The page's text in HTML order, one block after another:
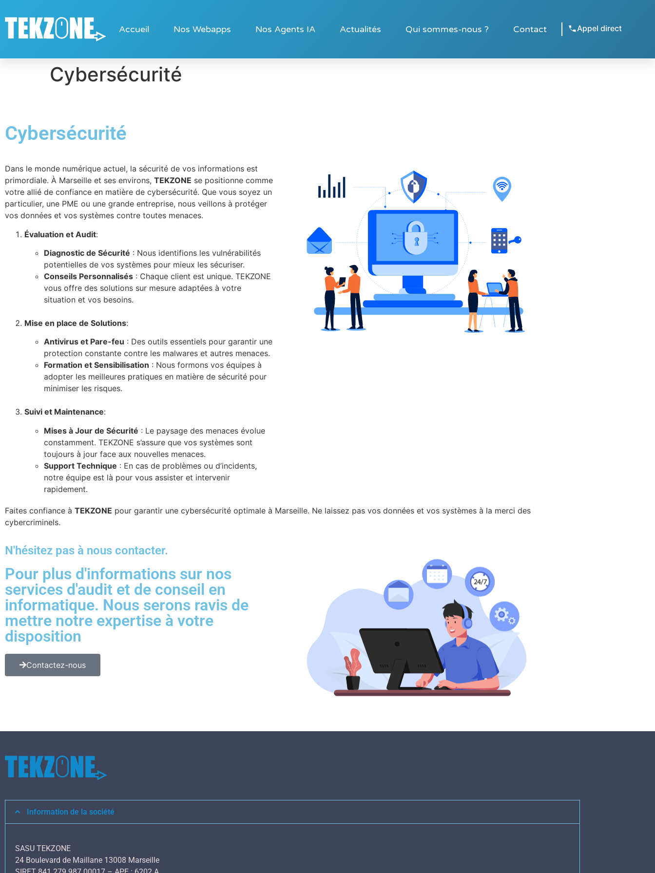
Accueil Nos Webapps Nos Agents IA Actualités Qui sommes-nous ? Contact Appel direct
Cybersécurité
Cybersécurité
Dans le monde numérique actuel, la sécurité de vos informations est
primordiale. À Marseille et ses environs, TEKZONE se positionne comme
votre allié de confiance en matière de cybersécurité. Que vous soyez un
particulier, une PME ou une grande entreprise, nous veillons à protéger
vos données et vos systèmes contre toutes menaces.
Évaluation et Audit:
Diagnostic de Sécurité : Nous identifions les vulnérabilités
potentielles de vos systèmes pour mieux les sécuriser.
Conseils Personnalisés : Chaque client est unique. TEKZONE
vous offre des solutions sur mesure adaptées à votre
situation et vos besoins.
Mise en place de Solutions:
Antivirus et Pare-feu : Des outils essentiels pour garantir une
protection constante contre les malwares et autres menaces.
Formation et Sensibilisation : Nous formons vos équipes à
adopter les meilleures pratiques en matière de sécurité pour
minimiser les risques.
Suivi et Maintenance:
Mises à Jour de Sécurité : Le paysage des menaces évolue
constamment. TEKZONE s’assure que vos systèmes sont
toujours à jour face aux nouvelles menaces.
Support Technique : En cas de problèmes ou d’incidents,
notre équipe est là pour vous assister et intervenir
rapidement.
Faites confiance à TEKZONE pour garantir une cybersécurité optimale à Marseille. Ne laissez pas vos données et vos systèmes à la merci des
cybercriminels.
N'hésitez pas à nous contacter.
Pour plus d'informations sur nos
services d'audit et de conseil en
informatique. Nous serons ravis de
mettre notre expertise à votre
disposition
Contactez-nous
Information de la société
SASU TEKZONE
24 Boulevard de Maillane 13008 Marseille